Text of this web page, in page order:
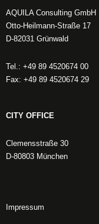
AQUILA Consulting GmbH
Otto-Heilmann-Straße 17
D-82031 Grünwald
Tel.: +49 89 4520674 00
Fax: +49 89 4520674 29
CITY OFFICE
Clemensstraße 30
D-80803 München
Impressum